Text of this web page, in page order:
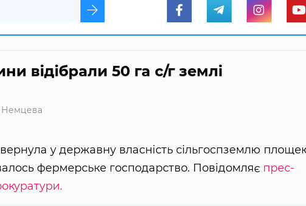
відібрали 50 га с/г землі
у державну власність сільгоспземлю
фермерське господарство. Повідомляє прес-